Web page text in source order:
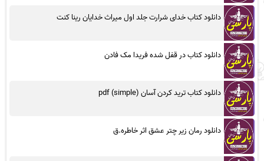
دانلود کتاب خدای شرارت جلد اول میراث خدایان رینا کنت
دانلود کتاب در قفل شده فریدا مک فادن
دانلود کتاب ترید کردن آسان (simple) pdf
دانلود رمان زیر چتر عشق اثر خاطره.ق